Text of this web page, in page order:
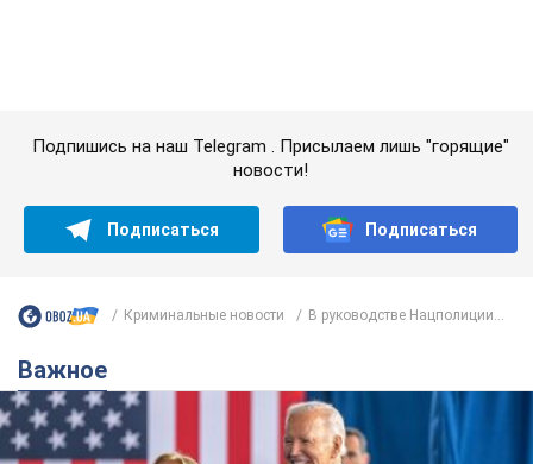
Подпишись на наш Telegram . Присылаем лишь "горящие"
новости!
Подписаться Подписаться
Криминальные новости В руководстве Нацполиции...
Важное